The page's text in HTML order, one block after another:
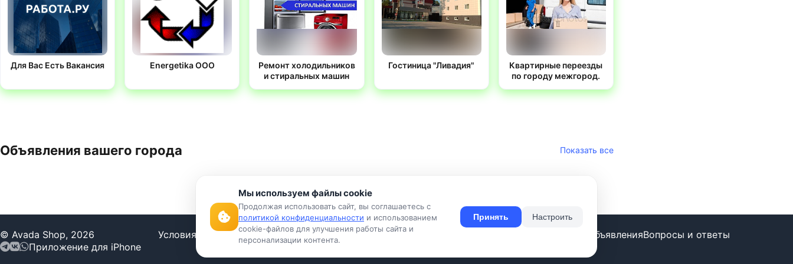
Для Вас Есть Вакансия Energetika OOO
Ремонт холодильников
и стиральных машин
Гостиница "Ливадия"
Квартирные переезды
по городу межгород.
Объявления вашего города Показать все
Приложение для iPhone
© Avada Shop, 2026 Условия использованияКонфиденциальностьОфертаПравила ОбъявленияВопросы и ответы
Мы используем файлы cookie
Продолжая использовать сайт, вы соглашаетесь с
политикой конфиденциальности и использованием
cookie-файлов для улучшения работы сайта и
персонализации контента.
Принять Настроить